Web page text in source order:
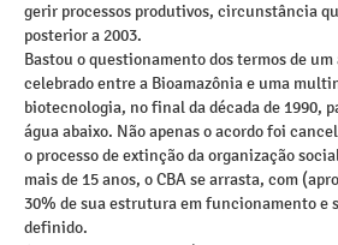
gerir processos produtivos, circunstância
posterior a 2003.
Bastou o questionamento dos termos de
celebrado entre a Bioamazônia e uma
biotecnologia, no final da década de 1990,
água abaixo. Não apenas o acordo foi
o processo de extinção da organização
mais de 15 anos, o CBA se arrasta, com
30% de sua estrutura em funcionamento e
definido.